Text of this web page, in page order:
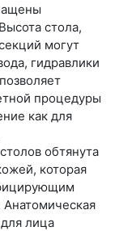
стола,
могут
гидравлики
процедуры
как для
обтянута
которая
Анатомическая
лица